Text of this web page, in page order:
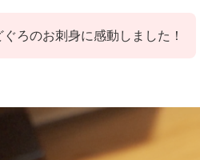
ぐろのお刺身に感動しました！